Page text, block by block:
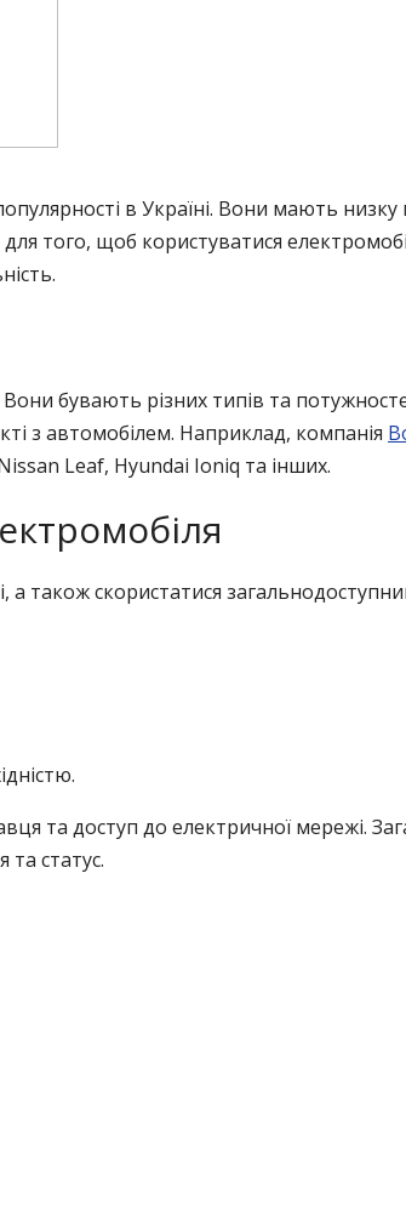
в Україні. Вони мають
того, щоб користуватися
бувають різних типів та
з автомобілем. Наприклад, компанія
Leaf, Hyundaі Іonіq та інших.
також скористатися
та доступ до електричної мережі.
статус.